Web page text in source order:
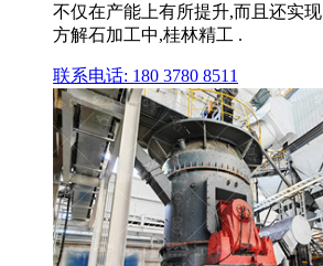
不仅在产能上有所提升,而且还实
方解石加工中,桂林精工 .
联系电话: 180 3780 8511